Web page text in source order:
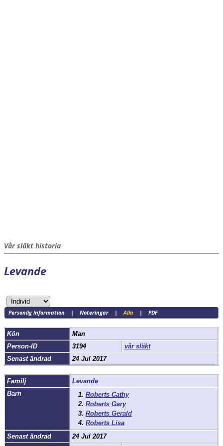
Vår släkt historia
Levande
Personlig information | Noteringar|Alla| PDF
Kön
Man
Person-ID
3194
vår släkt
Senast ändrad
24 Jul 2017
Familj
Levande
Barn
1. Roberts Cathy
2. Roberts Gary
3. Roberts Gerald
4. Roberts Lisa
Senast ändrad
24 Jul 2017